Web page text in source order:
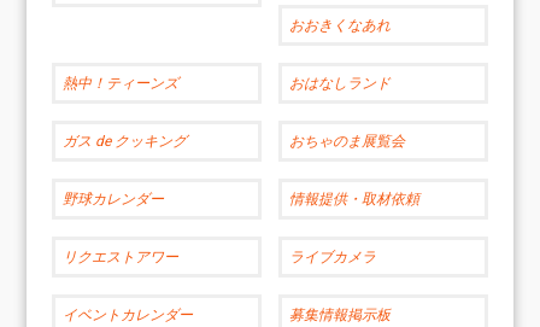
おおきくなあれ
熱中！ティーンズ おはなしランド
ガス de クッキング おちゃのま展覧会
野球カレンダー 情報提供・取材依頼
リクエストアワー ライブカメラ
イベントカレンダー 募集情報掲示板